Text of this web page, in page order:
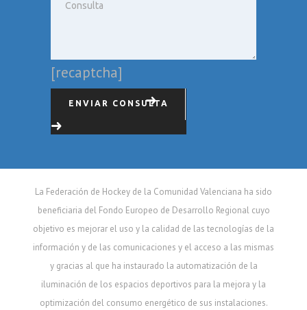
[recaptcha]
ENVIAR CONSULTA
La Federación de Hockey de la Comunidad Valenciana ha sido
beneficiaria del Fondo Europeo de Desarrollo Regional cuyo
objetivo es mejorar el uso y la calidad de las tecnologías de la
información y de las comunicaciones y el acceso a las mismas
y gracias al que ha instaurado la automatización de la
iluminación de los espacios deportivos para la mejora y la
optimización del consumo energético de sus instalaciones.